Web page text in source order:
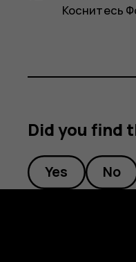
Коснитесь
Did you find
Yes No